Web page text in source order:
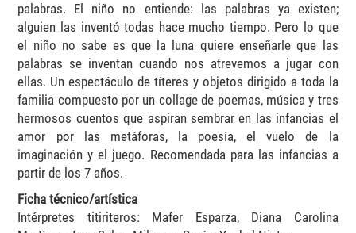
palabras. El niño no entiende: las palabras ya existen;
alguien las inventó todas hace mucho tiempo. Pero lo que
el niño no sabe es que la luna quiere enseñarle que las
palabras se inventan cuando nos atrevemos a jugar con
ellas. Un espectáculo de títeres y objetos dirigido a toda la
familia compuesto por un collage de poemas, música y tres
hermosos cuentos que aspiran sembrar en las infancias el
amor por las metáforas, la poesía, el vuelo de la
imaginación y el juego. Recomendada para las infancias a
partir de los 7 años.
Ficha técnico/artística
Intérpretes titiriteros: Mafer Esparza, Diana Carolina